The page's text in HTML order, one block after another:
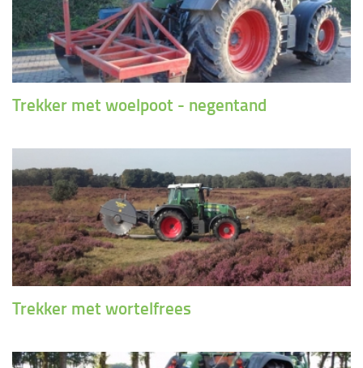
Trekker met woelpoot - negentand
Trekker met wortelfrees